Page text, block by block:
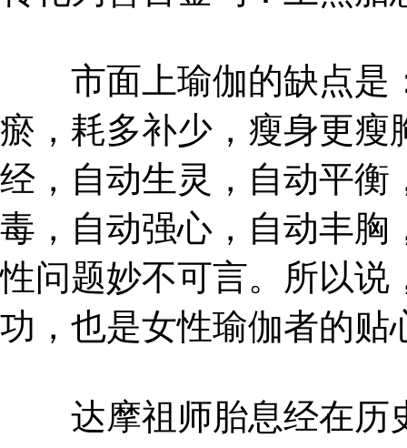
市面上瑜伽的缺点是
瘀，耗多补少，瘦身更瘦
经，自动生灵，自动平衡
毒，自动强心，自动丰胸
性问题妙不可言。所以说
功，也是女性瑜伽者的贴
达摩祖师胎息经在历